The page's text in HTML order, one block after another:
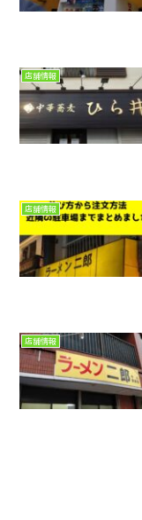
店舗情報
店舗情報
店舗情報